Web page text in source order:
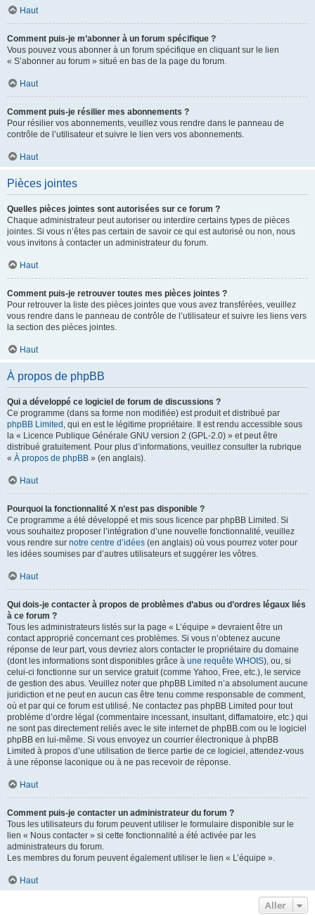
Haut
Comment puis-je m’abonner à un forum spécifique ?
Vous pouvez vous abonner à un forum spécifique en cliquant sur le lien
« S’abonner au forum » situé en bas de la page du forum.
Haut
Comment puis-je résilier mes abonnements ?
Pour résilier vos abonnements, veuillez vous rendre dans le panneau de
contrôle de l’utilisateur et suivre le lien vers vos abonnements.
Haut
Pièces jointes
Quelles pièces jointes sont autorisées sur ce forum ?
Chaque administrateur peut autoriser ou interdire certains types de pièces
jointes. Si vous n’êtes pas certain de savoir ce qui est autorisé ou non, nous
vous invitons à contacter un administrateur du forum.
Haut
Comment puis-je retrouver toutes mes pièces jointes ?
Pour retrouver la liste des pièces jointes que vous avez transférées, veuillez
vous rendre dans le panneau de contrôle de l’utilisateur et suivre les liens vers
la section des pièces jointes.
Haut
À propos de phpBB
Qui a développé ce logiciel de forum de discussions ?
Ce programme (dans sa forme non modifiée) est produit et distribué par
phpBB Limited , qui en est le légitime propriétaire. Il est rendu accessible sous
la « Licence Publique Générale GNU version 2 (GPL-2.0) » et peut être
distribué gratuitement. Pour plus d’informations, veuillez consulter la rubrique
« À propos de phpBB » (en anglais).
Haut
Pourquoi la fonctionnalité X n’est pas disponible ?
Ce programme a été développé et mis sous licence par phpBB Limited. Si
vous souhaitez proposer l’intégration d’une nouvelle fonctionnalité, veuillez
vous rendre sur notre centre d’idées (en anglais) où vous pourrez voter pour
les idées soumises par d’autres utilisateurs et suggérer les vôtres.
Haut
Qui dois-je contacter à propos de problèmes d’abus ou d’ordres légaux liés
à ce forum ?
Tous les administrateurs listés sur la page « L’équipe » devraient être un
contact approprié concernant ces problèmes. Si vous n’obtenez aucune
réponse de leur part, vous devriez alors contacter le propriétaire du domaine
(dont les informations sont disponibles grâce à une requête WHOIS), ou, si
celui-ci fonctionne sur un service gratuit (comme Yahoo, Free, etc.), le service
de gestion des abus. Veuillez noter que phpBB Limited n’a absolument aucune
juridiction et ne peut en aucun cas être tenu comme responsable de comment,
où et par qui ce forum est utilisé. Ne contactez pas phpBB Limited pour tout
problème d’ordre légal (commentaire incessant, insultant, diffamatoire, etc.) qui
ne sont pas directement reliés avec le site internet de phpBB.com ou le logiciel
phpBB en lui-même. Si vous envoyez un courrier électronique à phpBB
Limited à propos d’une utilisation de tierce partie de ce logiciel, attendez-vous
à une réponse laconique ou à ne pas recevoir de réponse.
Haut
Comment puis-je contacter un administrateur du forum ?
Tous les utilisateurs du forum peuvent utiliser le formulaire disponible sur le
lien « Nous contacter » si cette fonctionnalité a été activée par les
administrateurs du forum.
Les membres du forum peuvent également utiliser le lien « L’équipe ».
Haut
Aller